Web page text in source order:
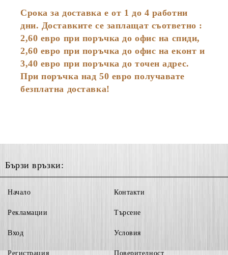
Срока за доставка е от 1 до 4 работни
дни. Доставките се заплащат съответно :
2,60 евро при поръчка до офис на спиди,
2,60 евро при поръчка до офис на еконт и
3,40 евро при поръчка до точен адрес.
При поръчка над 50 евро получавате
безплатна доставка!
Бързи връзки:
Начало
Рекламации
Вход
Регистрация
Контакти
Търсене
Условия
Поверителност